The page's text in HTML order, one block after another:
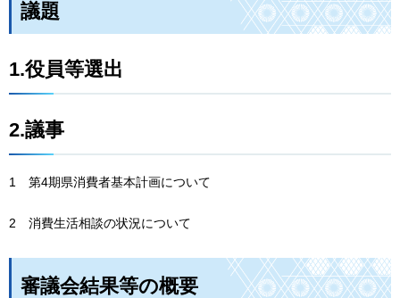
議題
1.役員等選出
2.議事
1 第4期県消費者基本計画について
2 消費生活相談の状況について
審議会結果等の概要